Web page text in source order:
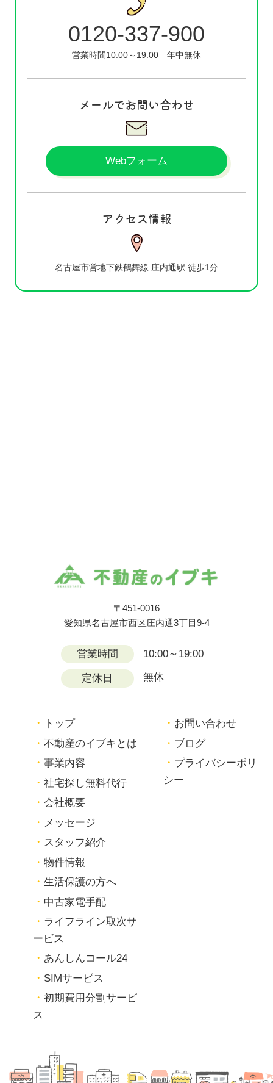
0120-337-900
営業時間10:00～19:00 年中無休
メールでお問い合わせ
Webフォーム
アクセス情報
名古屋市営地下鉄鶴舞線 庄内通駅 徒歩1分
〒451-0016
愛知県名古屋市西区庄内通3丁目9-4
営業時間 10:00～19:00
定休日 無休
トップ
不動産のイブキとは
事業内容
社宅探し無料代行
会社概要
メッセージ
スタッフ紹介
物件情報
生活保護の方へ
中古家電手配
ライフライン取次サ
ービス
あんしんコール24
SIMサービス
初期費用分割サービ
ス
お問い合わせ
ブログ
プライバシーポリ
シー